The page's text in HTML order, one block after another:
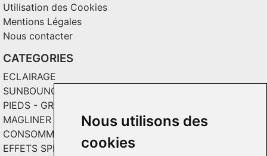
Nous utilisons des
cookies
Utilisation des Cookies
Mentions Légales
Nous contacter
CATEGORIES
ECLAIRAGE
SUNBOUNCE
PIEDS - GRIPS - TOILES
MAGLINER CHARIOTS
CONSOMMABLES / SOLS VINYL
EFFETS SPECIAUX ET INCRUSTATION